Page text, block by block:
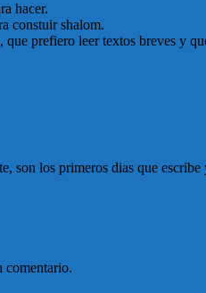
hacer.
constuir shalom.
que prefiero leer textos breves y
son los primeros dias que
comentario.